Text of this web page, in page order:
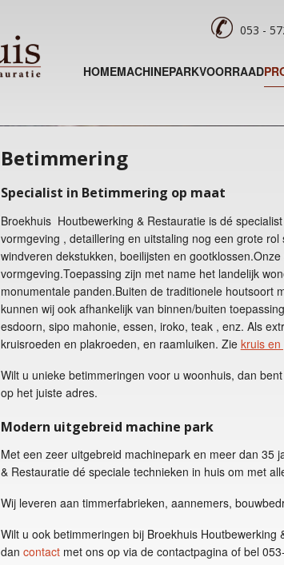
053 -
HOMEMACHINEPARKVOORRAAD
Betimmering
Specialist in Betimmering op maat
Broekhuis Houtbewerking & Restauratie is dé
vormgeving , detaillering en uitstaling nog een grote
windveren dekstukken, boeilijsten en
vormgeving.Toepassing zijn met name het landelijk
monumentale panden.Buiten de traditionele houtsoort
kunnen wij ook afhankelijk van binnen/buiten
esdoorn, sipo mahonie, essen, iroko, teak , enz. Als
kruisroeden en plakroeden, en raamluiken. Zie kruis en
Wilt u unieke betimmeringen voor u woonhuis, dan
op het juiste adres.
Modern uitgebreid machine park
Met een zeer uitgebreid machinepark en meer dan 35
& Restauratie dé speciale technieken in huis om met
Wij leveren aan timmerfabrieken, aannemers,
Wilt u ook betimmeringen bij Broekhuis Houtbewerking
dan contact met ons op via de contactpagina of bel